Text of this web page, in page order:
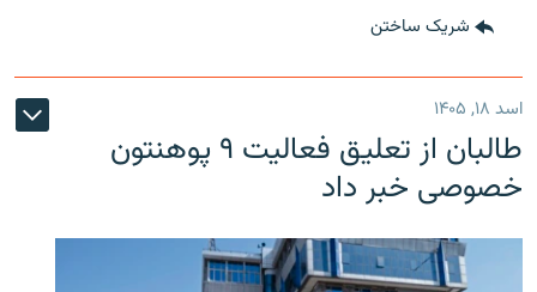
شریک ساختن
اسد ۱۸, ۱۴۰۵
طالبان از تعلیق فعالیت ۹ پوهنتون
خصوصی خبر داد